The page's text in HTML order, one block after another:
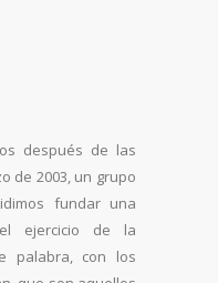
después de las
de 2003, un grupo
fundar una
ejercicio de la
palabra, con los